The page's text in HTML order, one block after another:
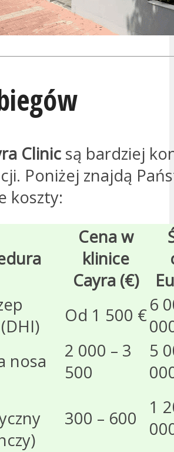
Clinic są bardziej
Poniżej znajdą
koszty:
Cena w
klinice
Cayra (€)
Od 1 500 €6
nosa
2 000 – 3
500
5
300 – 600
1